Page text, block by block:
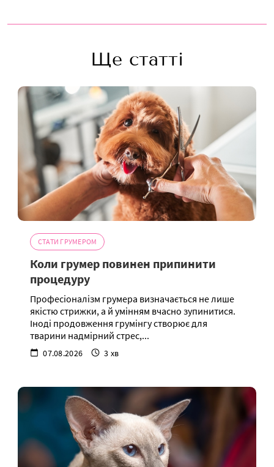
Ще статті
СТАТИ ГРУМЕРОМ
Коли грумер повинен припинити
процедуру
Професіоналізм грумера визначається не лише
якістю стрижки, а й умінням вчасно зупинитися.
Іноді продовження грумінгу створює для
тварини надмірний стрес,...
07.08.2026 3 хв